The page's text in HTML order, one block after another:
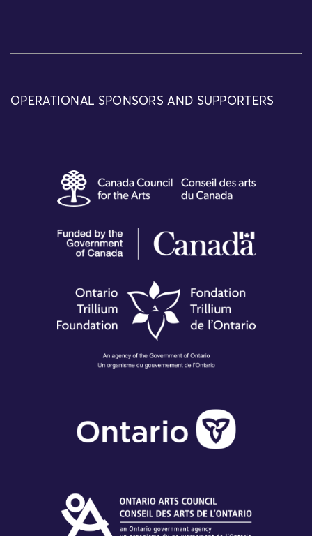
OPERATIONAL SPONSORS AND SUPPORTERS